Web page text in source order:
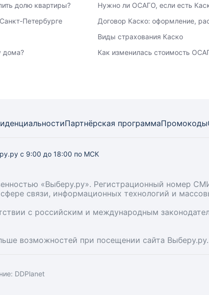
долю квартиры?
Петербурге
дома?
Нужно ли ОСАГО, если есть
Договор Каско: оформление,
Виды страхования Каско
Как изменилась стоимость
Партнёрская программаПромокоды
с 9:00 до 18:00 по МСК
«Выберу.ру». Регистрационный номер
связи, информационных технологий и
с российским и международным
возможностей при посещении сайта Выберу.ру.
DDPlanet